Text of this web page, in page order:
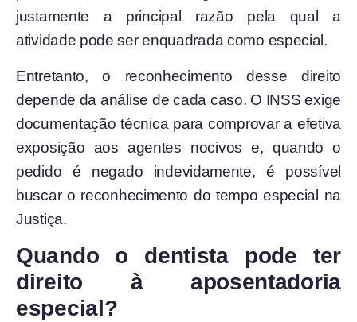
justamente a principal razão pela qual a
atividade pode ser enquadrada como especial.
Entretanto, o reconhecimento desse direito
depende da análise de cada caso. O INSS exige
documentação técnica para comprovar a efetiva
exposição aos agentes nocivos e, quando o
pedido é negado indevidamente, é possível
buscar o reconhecimento do tempo especial na
Justiça.
Quando o dentista pode ter
direito à aposentadoria
especial?